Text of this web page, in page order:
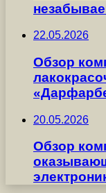
22.05.2026
Обзор
20.05.2026
Обзор